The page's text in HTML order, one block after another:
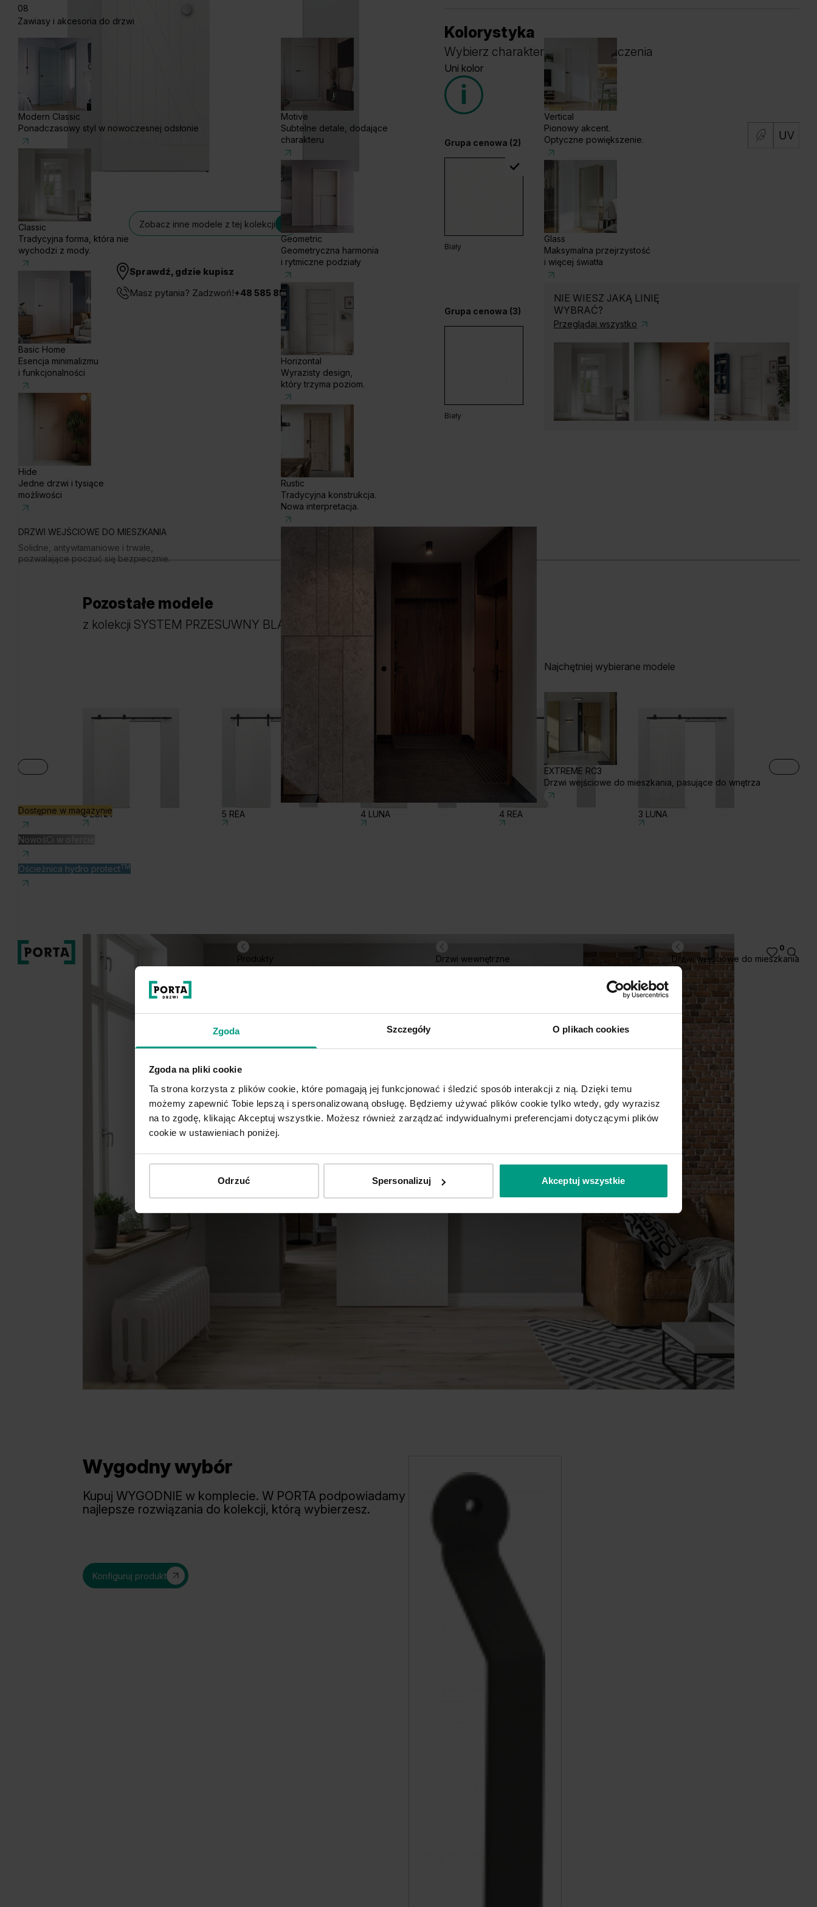
Zgoda Szczegóły O plikach cookies
Zgoda na pliki cookie
Ta strona korzysta z plików cookie, które pomagają jej funkcjonować i śledzić sposób interakcji z nią. Dzięki temu
możemy zapewnić Tobie lepszą i spersonalizowaną obsługę. Będziemy używać plików cookie tylko wtedy, gdy wyrazisz
na to zgodę, klikając Akceptuj wszystkie. Możesz również zarządzać indywidualnymi preferencjami dotyczącymi plików
cookie w ustawieniach poniżej.
Odrzuć Spersonalizuj Akceptuj wszystkie
08
Zawiasy i akcesoria do drzwi
Modern Classic
Ponadczasowy styl w nowoczesnej odsłonie
Classic
Tradycyjna forma, która nie
wychodzi z mody.
Basic Home
Esencja minimalizmu
i funkcjonalności
Hide
Jedne drzwi i tysiące
możliwości
Motive
Subtelne detale, dodające
charakteru
Geometric
Geometryczna harmonia
i rytmiczne podziały
Horizontal
Wyrazisty design,
który trzyma poziom.
Rustic
Tradycyjna konstrukcja.
Nowa interpretacja.
Vertical
Pionowy akcent.
Optyczne powiększenie.
Glass
Maksymalna przejrzystość
i więcej światła
NIE WIESZ JAKĄ LINIĘ
WYBRAĆ?
Przeglądaj wszystko
DRZWI WEJŚCIOWE DO MIESZKANIA
Solidne, antywłamaniowe i trwałe,
pozwalające poczuć się bezpiecznie.
Najchętniej wybierane modele
EXTREME RC3
Drzwi wejściowe do mieszkania, pasujące do wnętrza
Dostępne w magazynie
NowośCi w ofercie
Ościeżnica hydro protectTM
Produkty Drzwi wewnętrzne Drzwi wejściowe do mieszkania
0
Zobacz inne modele z tej kolekcji
Sprawdź, gdzie kupisz
Masz pytania? Zadzwoń!+48 585 858 056
Kolorystyka
Wybierz charakter i kolor wykończenia
Uni kolor
Grupa cenowa (2)
Biały
Grupa cenowa (3)
Biały
Pozostałe modele
z kolekcji SYSTEM PRZESUWNY BLACK
5 LUNA 5 REA 4 LUNA 4 REA 3 LUNA
Wygodny wybór
Kupuj WYGODNIE w komplecie. W PORTA podpowiadamy
najlepsze rozwiązania do kolekcji, którą wybierzesz.
Konfiguruj produkt